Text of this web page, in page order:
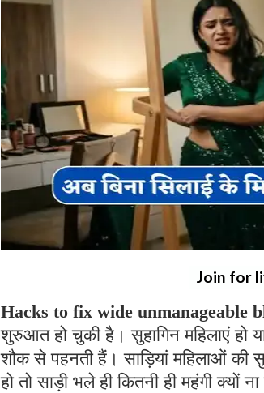
Join for
Hacks to fix wide unmanageable
शुरुआत हो चुकी है। सुहागिन महिलाएं हो
शौक से पहनती हैं। साड़ियां महिलाओं की
हो तो साड़ी भले ही कितनी ही महंगी क्यों